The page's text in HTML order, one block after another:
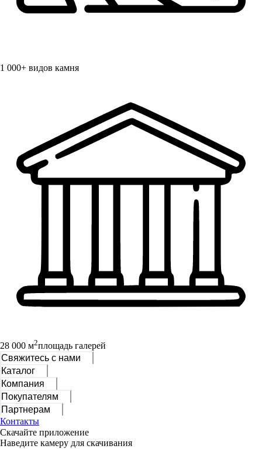
1 000+ видов камня
28 000 м2площадь галерей
Свяжитесь с нами
Каталог
Компания
Покупателям
Партнерам
Контакты
Скачайте приложение
Наведите камеру для скачивания